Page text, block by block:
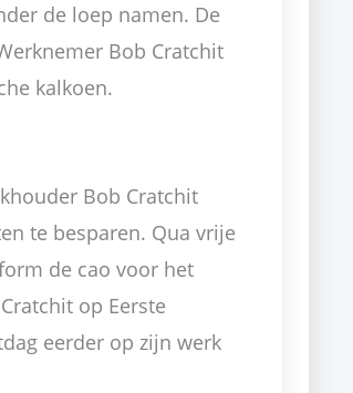
de loep namen. De
Bob Cratchit
kalkoen.
Bob Cratchit
te besparen. Qua vrije
de cao voor het
op Eerste
eerder op zijn werk